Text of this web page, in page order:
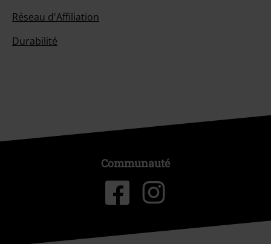
Réseau d'Affiliation
Durabilité
Communauté